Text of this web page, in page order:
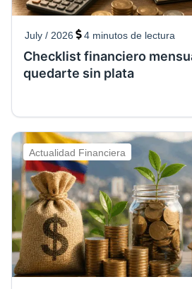
July / 2026 4 minutos de lectura
Checklist financiero
quedarte sin plata
Actualidad Financiera